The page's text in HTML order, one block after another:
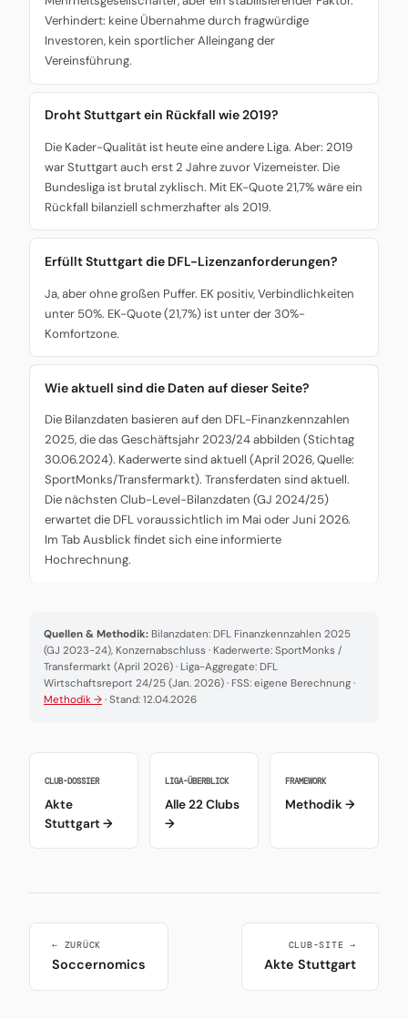
Verhindert: keine Übernahme durch fragwürdige
Investoren, kein sportlicher Alleingang der
Vereinsführung.
Droht Stuttgart ein Rückfall wie 2019?
Die Kader-Qualität ist heute eine andere Liga. Aber: 2019
war Stuttgart auch erst 2 Jahre zuvor Vizemeister. Die
Bundesliga ist brutal zyklisch. Mit EK-Quote 21,7% wäre ein
Rückfall bilanziell schmerzhafter als 2019.
Erfüllt Stuttgart die DFL-Lizenzanforderungen?
Ja, aber ohne großen Puffer. EK positiv, Verbindlichkeiten
unter 50%. EK-Quote (21,7%) ist unter der 30%-
Komfortzone.
Wie aktuell sind die Daten auf dieser Seite?
Die Bilanzdaten basieren auf den DFL-Finanzkennzahlen
2025, die das Geschäftsjahr 2023/24 abbilden (Stichtag
30.06.2024). Kaderwerte sind aktuell (April 2026, Quelle:
SportMonks/Transfermarkt). Transferdaten sind aktuell.
Die nächsten Club-Level-Bilanzdaten (GJ 2024/25)
erwartet die DFL voraussichtlich im Mai oder Juni 2026.
Im Tab Ausblick findet sich eine informierte
Hochrechnung.
Quellen & Methodik: Bilanzdaten: DFL Finanzkennzahlen 2025
(GJ 2023-24), Konzernabschluss · Kaderwerte: SportMonks /
Transfermarkt (April 2026) · Liga-Aggregate: DFL
Wirtschaftsreport 24/25 (Jan. 2026) · FSS: eigene Berechnung ·
Methodik → · Stand: 12.04.2026
CLUB-DOSSIER
Akte
Stuttgart →
LIGA-ÜBERBLICK
Alle 22 Clubs
→
FRAMEWORK
Methodik →
← ZURÜCK
Soccernomics
CLUB-SITE →
Akte Stuttgart